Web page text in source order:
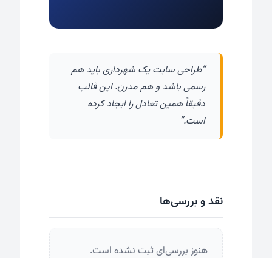
“طراحی سایت یک شهرداری باید هم
رسمی باشد و هم مدرن. این قالب
دقیقاً همین تعادل را ایجاد کرده
است.”
نقد و بررسی‌ها
هنوز بررسی‌ای ثبت نشده است.